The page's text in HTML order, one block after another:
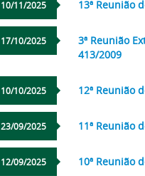
10/11/2025 13ª Reunião
17/10/2025
3ª Reunião
413/2009
10/10/2025 12ª Reunião
23/09/2025 11ª Reunião
12/09/2025 10ª Reunião